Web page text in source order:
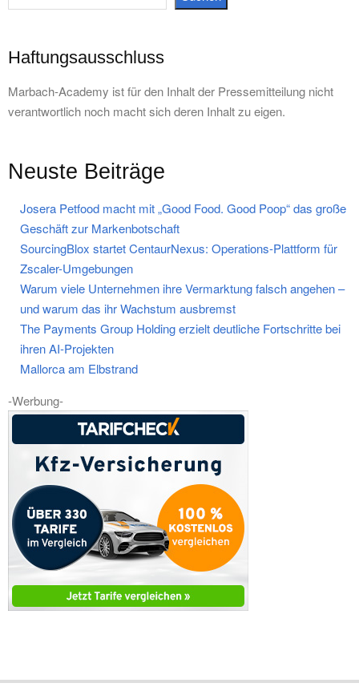
Haftungsausschluss
Marbach-Academy ist für den Inhalt der Pressemitteilung nicht
verantwortlich noch macht sich deren Inhalt zu eigen.
Neuste Beiträge
Josera Petfood macht mit „Good Food. Good Poop“ das große
Geschäft zur Markenbotschaft
SourcingBlox startet CentaurNexus: Operations-Plattform für
Zscaler-Umgebungen
Warum viele Unternehmen ihre Vermarktung falsch angehen –
und warum das ihr Wachstum ausbremst
The Payments Group Holding erzielt deutliche Fortschritte bei
ihren AI-Projekten
Mallorca am Elbstrand
-Werbung-